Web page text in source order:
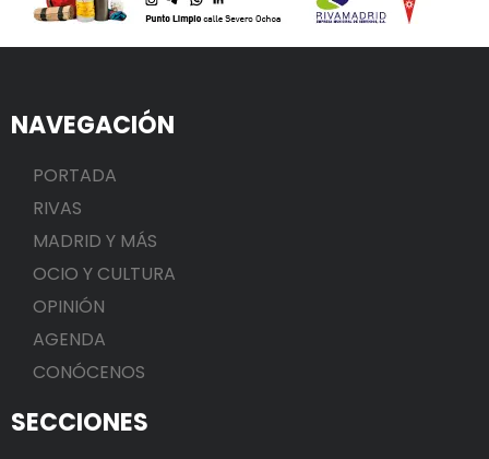
NAVEGACIÓN
PORTADA
RIVAS
MADRID Y MÁS
OCIO Y CULTURA
OPINIÓN
AGENDA
CONÓCENOS
SECCIONES